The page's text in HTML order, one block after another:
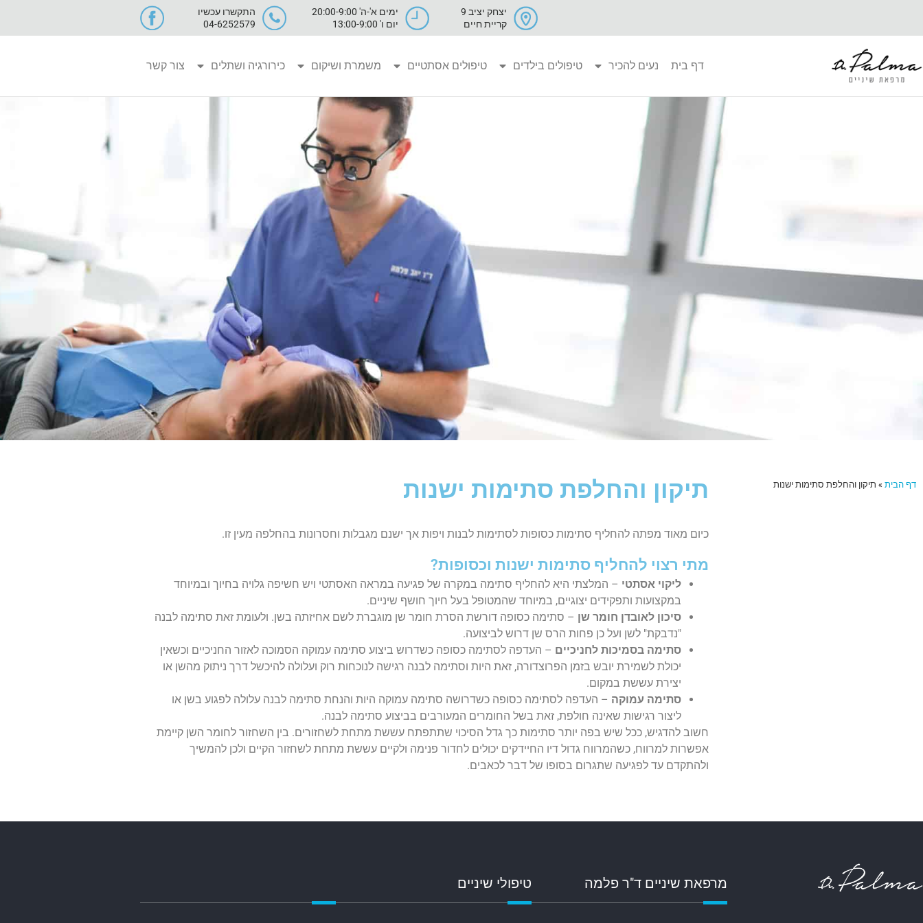
יצחק יציב 9
קריית חיים
ימים א'-ה' 20:00-9:00
יום ו' 13:00-9:00
התקשרו עכשיו
04-6252579
דף בית נעים להכיר טיפולים בילדים טיפולים אסתטיים משמרת ושיקום כירורגיה ושתלים צור קשר
דף הבית » תיקון והחלפת סתימות ישנות תיקון והחלפת סתימות ישנות
כיום מאוד מפתה להחליף סתימות כסופות לסתימות לבנות ויפות אך ישנם מגבלות וחסרונות בהחלפה מעין זו.
מתי רצוי להחליף סתימות ישנות וכסופות?
ליקוי אסתטי – המלצתי היא להחליף סתימה במקרה של פגיעה במראה האסתטי ויש חשיפה גלויה בחיוך ובמיוחד
במקצועות ותפקידים יצוגיים, במיוחד שהמטופל בעל חיוך חושף שיניים.
סיכון לאובדן חומר שן – סתימה כסופה דורשת הסרת חומר שן מוגברת לשם אחיזתה בשן. ולעומת זאת סתימה לבנה
"נדבקת" לשן ועל כן פחות הרס שן דרוש לביצועה.
סתימה בסמיכות לחניכיים – העדפה לסתימה כסופה כשדרוש ביצוע סתימה עמוקה הסמוכה לאזור החניכיים וכשאין
יכולת לשמירת יובש בזמן הפרוצדורה, זאת היות וסתימה לבנה רגישה לנוכחות רוק ועלולה להיכשל דרך ניתוק מהשן או
יצירת עששת במקום.
סתימה עמוקה – העדפה לסתימה כסופה כשדרושה סתימה עמוקה היות והנחת סתימה לבנה עלולה לפגוע בשן או
ליצור רגישות שאינה חולפת, זאת בשל החומרים המעורבים בביצוע סתימה לבנה.
חשוב להדגיש, ככל שיש בפה יותר סתימות כך גדל הסיכוי שתתפתח עששת מתחת לשחזורים. בין השחזור לחומר השן קיימת
אפשרות למרווח, כשהמרווח גדול דיו החיידקים יכולים לחדור פנימה ולקיים עששת מתחת לשחזור הקיים ולכן להמשיך
ולהתקדם עד לפגיעה שתגרום בסופו של דבר לכאבים.
מרפאת שיניים ד"ר פלמה טיפולי שיניים